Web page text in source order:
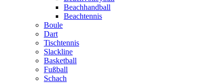
Beachhandball
Beachtennis
Boule
Dart
Tischtennis
Slackline
Basketball
Fußball
Schach